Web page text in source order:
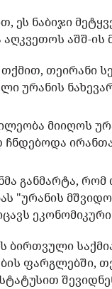
ეს ნაბიჯი
აშშ-ის
თეირანი
ურანის
მიიღოს
ჩნდებოდა
განმარტა, რომ
"ურანის
ეკონომიკური
ბირთვული
ფარგლებში,